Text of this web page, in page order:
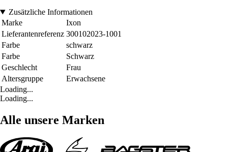
Zusätzliche Informationen
Marke
Ixon
Lieferantenreferenz 300102023-1001
Farbe
schwarz
Farbe
Schwarz
Geschlecht
Frau
Altersgruppe
Erwachsene
Loading...
Loading...
Alle unsere Marken